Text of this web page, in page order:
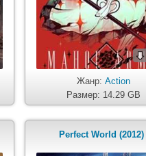
Жанр:Action
Размер: 14.29 GB
Perfect World (2012)